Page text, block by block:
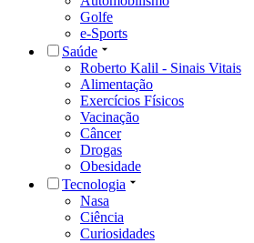
Golfe
e-Sports
Saúde
Roberto Kalil - Sinais Vitais
Alimentação
Exercícios Físicos
Vacinação
Câncer
Drogas
Obesidade
Tecnologia
Nasa
Ciência
Curiosidades